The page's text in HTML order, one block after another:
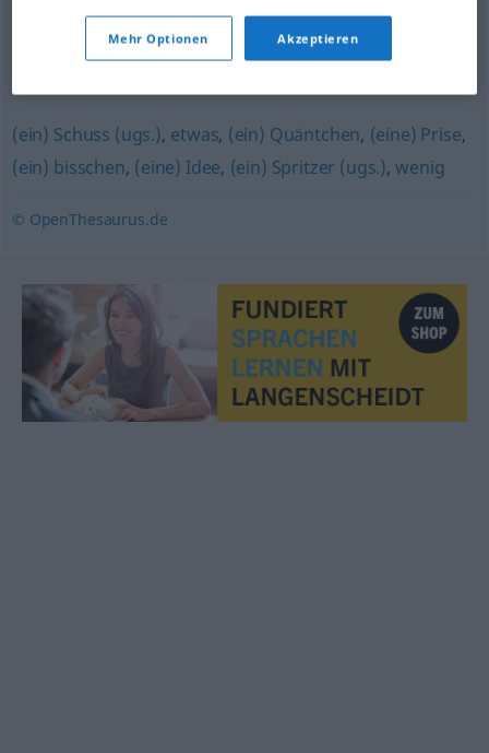
Quäntchen,Spur,(ein) Stich (in),Schleier
Andeutung (von),Touch (engl.) Anflug,(ein) Etwas
(ein) Schuss (ugs.), etwas, (ein) Quäntchen, (eine) Prise,
(ein) bisschen, (eine) Idee, (ein) Spritzer (ugs.),wenig
© OpenThesaurus.de
Mehr Optionen Akzeptieren